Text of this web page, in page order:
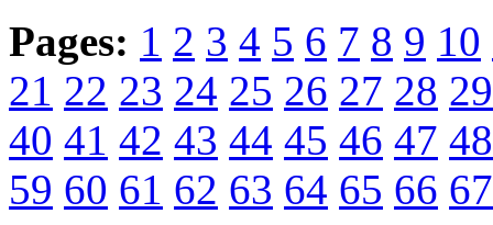
Pages: 1 2 3 4 5 6 7 8 9 10
21 22 23 24 25 26 27 28 29
40 41 42 43 44 45 46 47 48
59 60 61 62 63 64 65 66 67